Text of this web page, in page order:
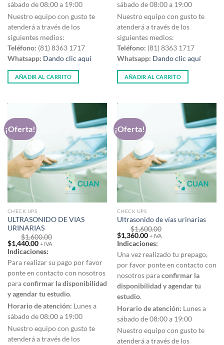
sábado de 08:00 a 19:00
Nuestro equipo con gusto te
atenderá a través de los
siguientes medios:
Teléfono: (81) 8363 1717
Whatsapp: Dando clic aquí
AÑADIR AL CARRITO
sábado de 08:00 a 19:00
Nuestro equipo con gusto te
atenderá a través de los
siguientes medios:
Teléfono: (81) 8363 1717
Whatsapp: Dando clic aquí
AÑADIR AL CARRITO
¡Oferta!
CHECK UPS
ULTRASONIDO DE VIAS
URINARIAS
$1,600.00
Original
price
was:
$1,600.00.
$1,440.00Current
price
is:
$1,440.00.
+ IVA
Indicaciones:
Para realizar su pago por favor
ponte en contacto con nosotros
paraconfirmar la disponibilidad
y agendar tu estudio.
Horario de atención: Lunes a
sábado de 08:00 a 19:00
Nuestro equipo con gusto te
atenderá a través de los
¡Oferta!
CHECK UPS
Ultrasonido de vías urinarias
$1,600.00
Original
price
was:
$1,600.00.
$1,360.00Current
price
is:
$1,360.00.
+ IVA
Indicaciones:
Una vez realizado tu prepago,
por favor ponte en contacto con
nosotros paraconfirmar la
disponibilidad y agendar tu
estudio.
Horario de atención: Lunes a
sábado de 08:00 a 19:00
Nuestro equipo con gusto te
atenderá a través de los